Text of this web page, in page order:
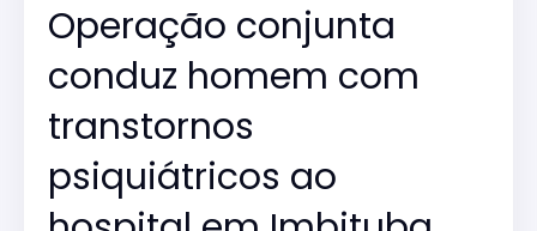
Operação conjunta
conduz homem com
transtornos
psiquiátricos ao